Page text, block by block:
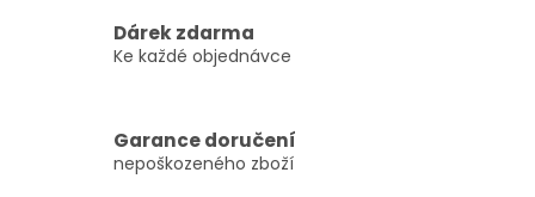
Dárek zdarma
Ke každé objednávce
Garance doručení
nepoškozeného zboží